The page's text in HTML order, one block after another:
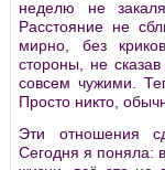
неделю не
Расстояние не
мирно, без
стороны, не
совсем чужими.
Просто никто,
Эти отношения
Сегодня я поняла: